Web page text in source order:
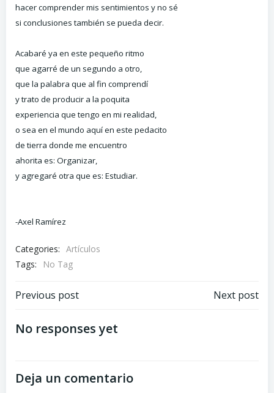
hacer comprender mis sentimientos y no sé
si conclusiones también se pueda decir.
Acabaré ya en este pequeño ritmo
que agarré de un segundo a otro,
que la palabra que al fin comprendí
y trato de producir a la poquita
experiencia que tengo en mi realidad,
o sea en el mundo aquí en este pedacito
de tierra donde me encuentro
ahorita es: Organizar,
y agregaré otra que es: Estudiar.
-Axel Ramírez
Categories: Artículos
Tags:
No Tag
Navegación
de
Previous post
Navegación
Next post
No responses yet
Deja un comentario